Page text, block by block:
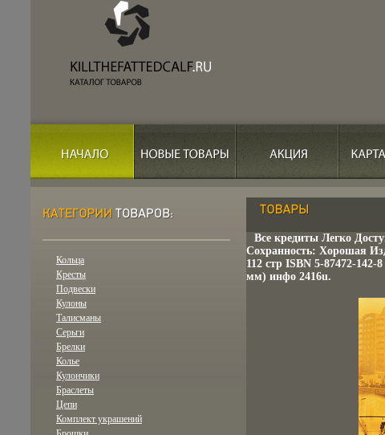
Кольца
Кресты
Подвески
Кулоны
Талисманы
Серьги
Брелки
Колье
Кулончики
Браслеты
Цепи
Комплект украшений
Все кредиты Легко
Сохранность: Хорошая
112 стр ISBN 5-87472-
мм) инфо 2416u.